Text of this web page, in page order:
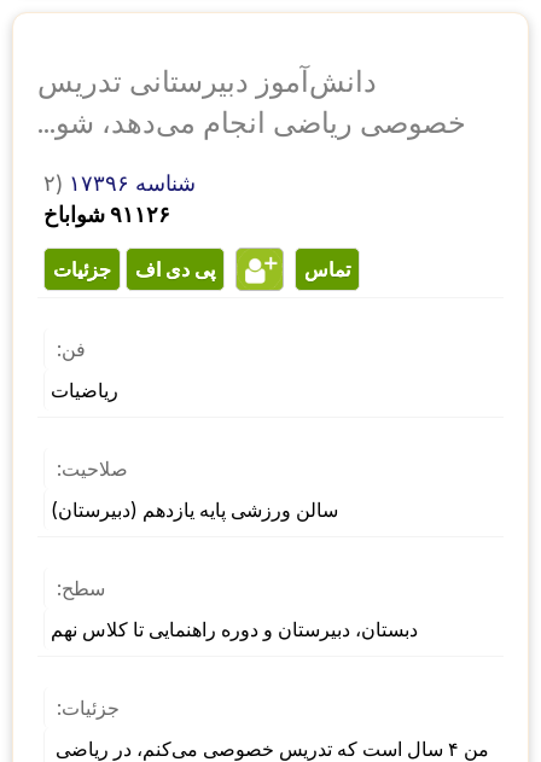
دانش‌آموز دبیرستانی تدریس
خصوصی ریاضی انجام می‌دهد، شو...
۲)
شناسه ۱۷۳۹۶
۹۱۱۲۶ شواباخ
جزئیات پی دی اف تماس
فن:
ریاضیات
صلاحیت:
سالن ورزشی پایه یازدهم (دبیرستان)
سطح:
دبستان، دبیرستان و دوره راهنمایی تا کلاس نهم
جزئیات:
من ۴ سال است که تدریس خصوصی می‌کنم، در ریاضی